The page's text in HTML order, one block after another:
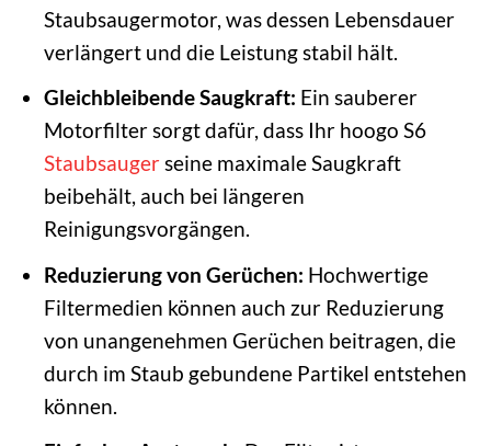
Staubsaugermotor, was dessen Lebensdauer
verlängert und die Leistung stabil hält.
Gleichbleibende Saugkraft: Ein sauberer
Motorfilter sorgt dafür, dass Ihr hoogo S6
Staubsaugerseine maximale Saugkraft
beibehält, auch bei längeren
Reinigungsvorgängen.
Reduzierung von Gerüchen: Hochwertige
Filtermedien können auch zur Reduzierung
von unangenehmen Gerüchen beitragen, die
durch im Staub gebundene Partikel entstehen
können.